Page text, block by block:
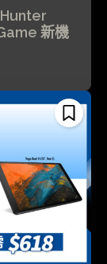
新機